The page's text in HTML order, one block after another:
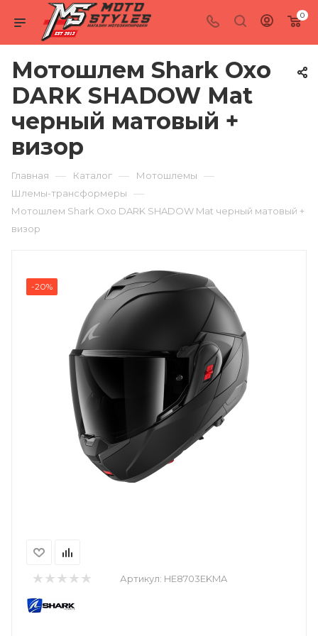
0
Мотошлем Shark Oxo
DARK SHADOW Mat
черный матовый +
визор
Главная — Каталог — Мотошлемы —
Шлемы-трансформеры —
Мотошлем Shark Oxo DARK SHADOW Mat черный матовый +
визор
-20%
Артикул: HE8703EKMA